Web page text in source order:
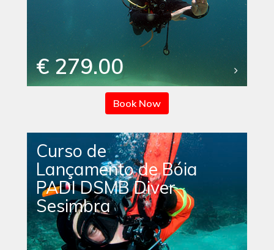
€ 279.00
Book Now
Curso de
Lançamento de Bóia
PADI DSMB Diver
Sesimbra